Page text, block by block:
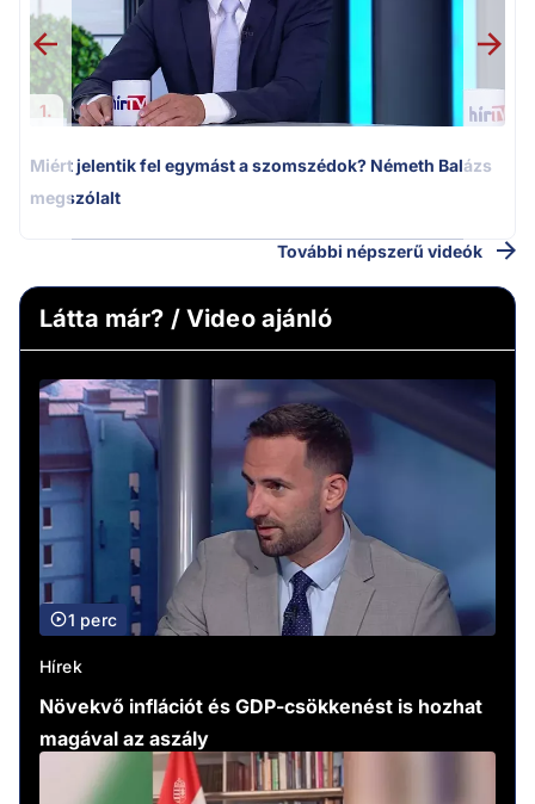
1.
Miért jelentik fel egymást a szomszédok? Németh Balázs
megszólalt
További népszerű videók
Látta már? / Video ajánló
1 perc
Hírek
Növekvő inflációt és GDP-csökkenést is hozhat
magával az aszály